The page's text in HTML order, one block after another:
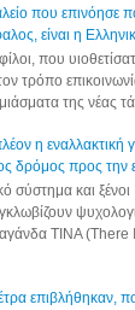
που επινόησε
είναι η
που
τρόπο
της νέας
η εναλλακτική
δρόμος προς την
σύστημα και ξένοι
TINA (There
επιβλήθηκαν,